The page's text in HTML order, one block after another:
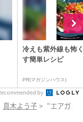
冷えも紫外線も怖
す簡単レシピ
PR(マガジンハウス)
by
真木よう子 > “エアガン